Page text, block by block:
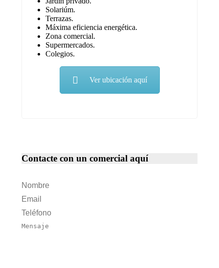
Solariúm.
Terrazas.
Máxima eficiencia energética.
Zona comercial.
Supermercados.
Colegios.
Ver ubicación aquí
Contacte con un comercial aquí